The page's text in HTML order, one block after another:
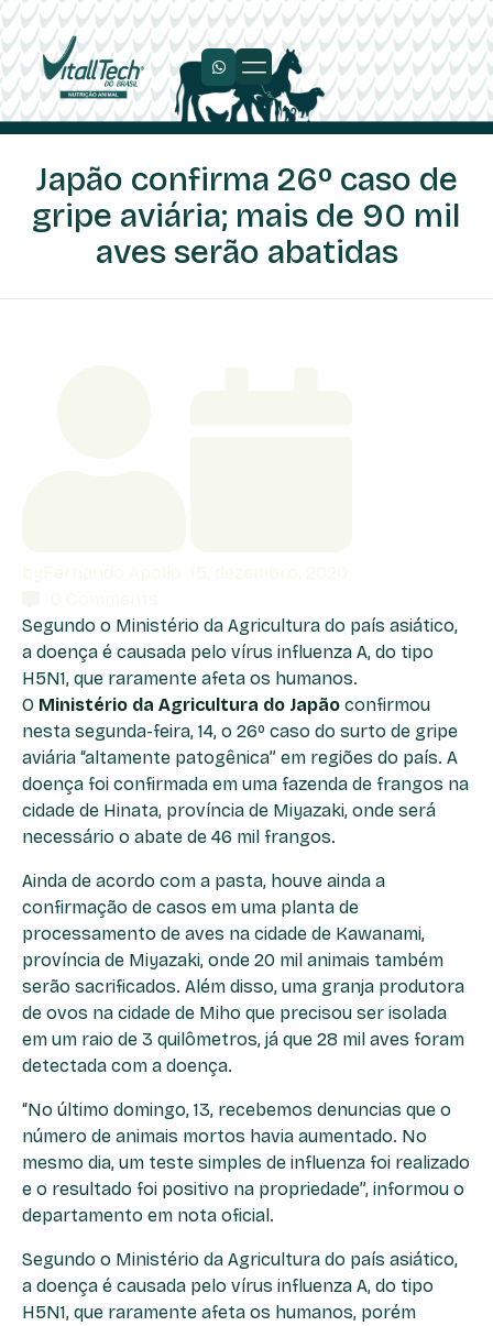
Japão confirma 26º caso de
gripe aviária; mais de 90 mil
aves serão abatidas
Segundo o Ministério da Agricultura do país asiático,
a doença é causada pelo vírus influenza A, do tipo
H5N1, que raramente afeta os humanos.
O Ministério da Agricultura do Japão confirmou
nesta segunda-feira, 14, o 26º caso do surto de gripe
aviária “altamente patogênica” em regiões do país. A
doença foi confirmada em uma fazenda de frangos na
cidade de Hinata, província de Miyazaki, onde será
necessário o abate de 46 mil frangos.
Ainda de acordo com a pasta, houve ainda a
confirmação de casos em uma planta de
processamento de aves na cidade de Kawanami,
província de Miyazaki, onde 20 mil animais também
serão sacrificados. Além disso, uma granja produtora
de ovos na cidade de Miho que precisou ser isolada
em um raio de 3 quilômetros, já que 28 mil aves foram
detectada com a doença.
“No último domingo, 13, recebemos denuncias que o
número de animais mortos havia aumentado. No
mesmo dia, um teste simples de influenza foi realizado
e o resultado foi positivo na propriedade”, informou o
departamento em nota oficial.
Segundo o Ministério da Agricultura do país asiático,
a doença é causada pelo vírus influenza A, do tipo
H5N1, que raramente afeta os humanos, porém